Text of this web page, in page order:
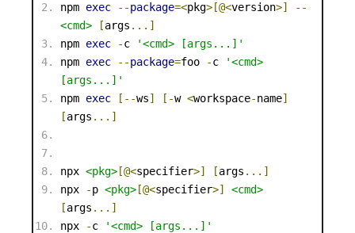
npm exec --package=<pkg> [@<version>]
--
<cmd> [args ...]
npm exec -c
'<cmd> [args...]'
npm exec --package=foo -c
'<cmd>
[args...]'
npm exec [--ws] [-w <workspace-name]
[args ...]
npx <pkg> [@<specifier>] [args ...]
npx
-p <pkg> [@<specifier>] <cmd>
[args ...]
npx
-c
'<cmd> [args...]'